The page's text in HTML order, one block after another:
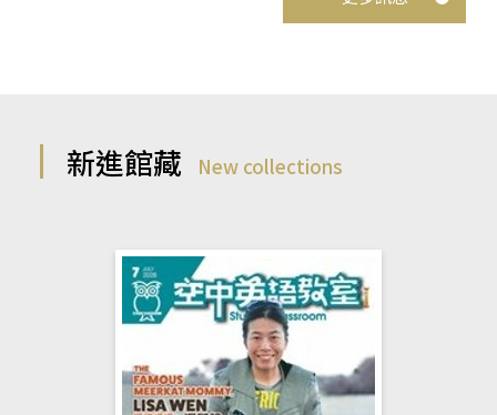
新進館藏 New collections